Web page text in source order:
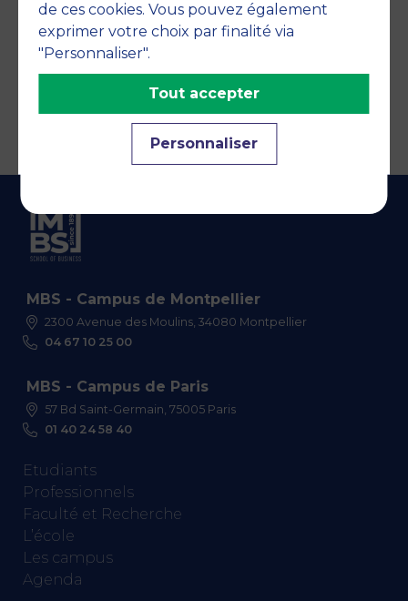
MBS - Campus de Montpellier
2300 Avenue des Moulins, 34080 Montpellier
04 67 10 25 00
MBS - Campus de Paris
57 Bd Saint-Germain, 75005 Paris
01 40 24 58 40
Etudiants
Professionnels
Faculté et Recherche
L’école
Les campus
Agenda
de ces cookies. Vous pouvez également
exprimer votre choix par finalité via
"Personnaliser".
Personnaliser
Tout accepter